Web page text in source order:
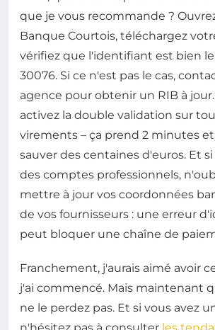
que je vous recommande ?
Banque Courtois, téléchargez
vérifiez que l'identifiant est bien le
30076. Si ce n'est pas le cas,
agence pour obtenir un RIB à
activez la double validation sur
virements – ça prend 2 minutes
sauver des centaines d'euros. Et
des comptes professionnels,
mettre à jour vos coordonnées
de vos fournisseurs : une erreur
peut bloquer une chaîne de
Franchement, j'aurais aimé avoir
j'ai commencé. Mais maintenant
ne le perdez pas. Et si vous avez